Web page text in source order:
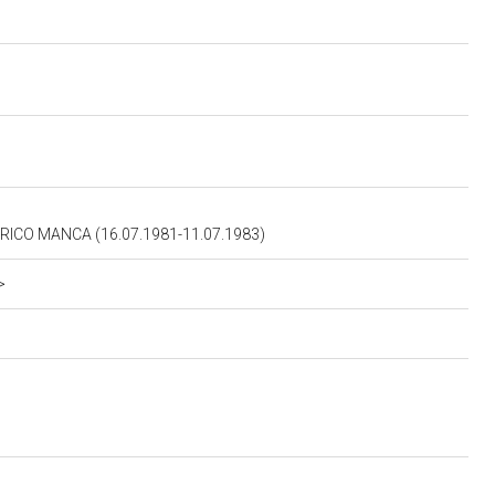
MANCA (16.07.1981-11.07.1983)